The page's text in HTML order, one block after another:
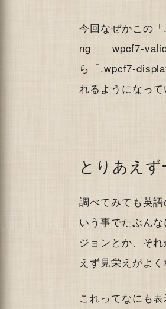
今回なぜかこの
ng」「wpcf7-
ら「.wpcf7-
れるようになって
とりあえず
調べてみても英
いう事でたぶん
ジョンとか、そ
えず見栄えがよ
これってなにも